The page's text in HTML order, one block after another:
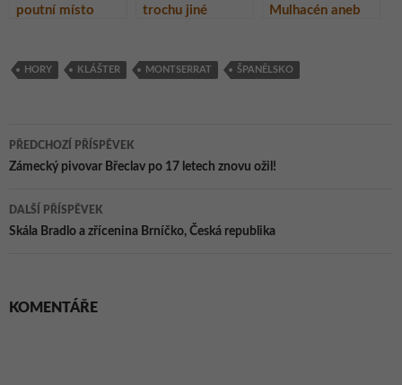
poutní místo
trochu jiné
Mulhacén aneb
HORY KLÁŠTER MONTSERRAT ŠPANĚLSKO
Navigace
pro
příspěvky
PŘEDCHOZÍ PŘÍSPĚVEK
Zámecký pivovar Břeclav po 17 letech znovu ožil!
DALŠÍ PŘÍSPĚVEK
Skála Bradlo a zřícenina Brníčko, Česká republika
KOMENTÁŘE